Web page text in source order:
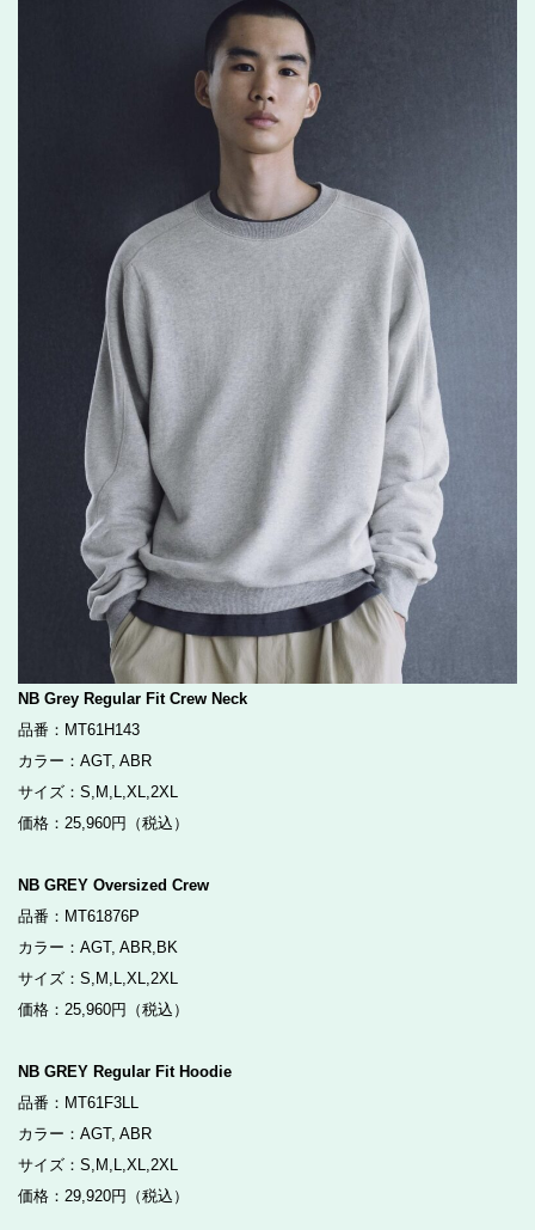
NB Grey Regular Fit Crew Neck
品番：MT61H143
カラー：AGT, ABR
サイズ：S,M,L,XL,2XL
価格：25,960円（税込）
NB GREY Oversized Crew
品番：MT61876P
カラー：AGT, ABR,BK
サイズ：S,M,L,XL,2XL
価格：25,960円（税込）
NB GREY Regular Fit Hoodie
品番：MT61F3LL
カラー：AGT, ABR
サイズ：S,M,L,XL,2XL
価格：29,920円（税込）